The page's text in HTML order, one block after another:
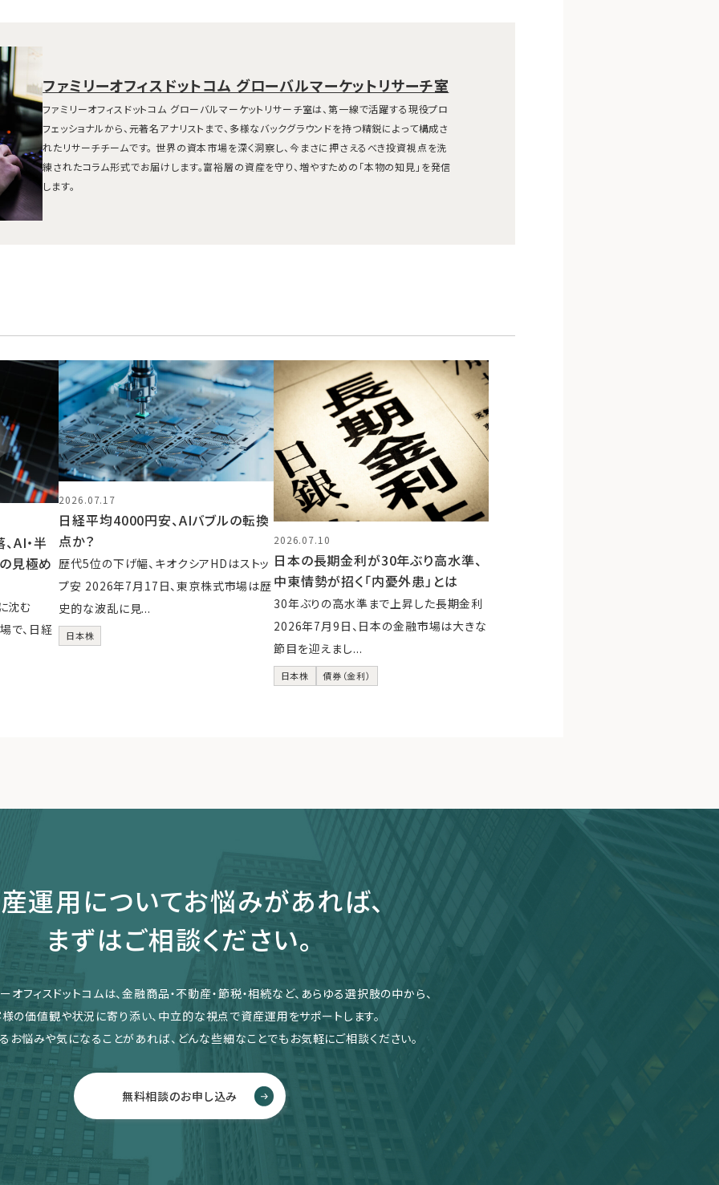
ファミリーオフィスドットコム グローバルマーケットリサーチ室
ファミリーオフィスドットコム グローバルマーケットリサーチ室は、第一線で活躍する現役プロ
フェッショナルから、元著名アナリストまで、多様なバックグラウンドを持つ精鋭によって構成さ
れたリサーチチームです。 世界の資本市場を深く洞察し、今まさに押さえるべき投資視点を洗
練されたコラム形式でお届けします。富裕層の資産を守り、増やすための「本物の知見」を発信
します。
AI・半
見極め
沈む
で、日経
2026.07.17
日経平均4000円安、AIバブルの転換
点か？
歴代5位の下げ幅、キオクシアHDはストッ
プ安 2026年7月17日、東京株式市場は歴
史的な波乱に見...
日本株
2026.07.10
日本の長期金利が30年ぶり高水準、
中東情勢が招く「内憂外患」とは
30年ぶりの高水準まで上昇した長期金利
2026年7月9日、日本の金融市場は大きな
節目を迎えまし...
日本株 債券（金利）
運用についてお悩みがあれば、
まずはご相談ください。
オフィスドットコムは、金融商品・不動産・節税・相続など、あらゆる選択肢の中から、
の価値観や状況に寄り添い、中立的な視点で資産運用をサポートします。
お悩みや気になることがあれば、どんな些細なことでもお気軽にご相談ください。
無料相談のお申し込み